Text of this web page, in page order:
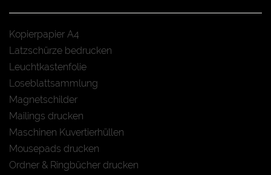
Kopierpapier A4
Latzschürze bedrucken
Leuchtkastenfolie
Loseblattsammlung
Magnetschilder
Mailings drucken
Maschinen Kuvertierhüllen
Mousepads drucken
Ordner & Ringbücher drucken